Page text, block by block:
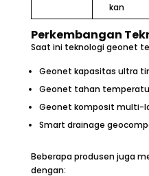
kan
Perkembangan
Saat ini teknologi geonet
Geonet kapasitas ultra
Geonet tahan
Geonet komposit multi-
Smart drainage
Beberapa produsen juga
dengan: